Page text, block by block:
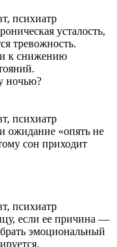
психиатр
усталость,
тревожность.
к снижению
ночью?
психиатр
ожидание «опять не
сон приходит
психиатр
если ее причина —
эмоциональный